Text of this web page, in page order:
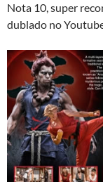
Nota 10, super
dublado no